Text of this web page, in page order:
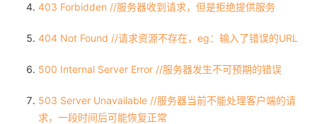
堂
我
的
我
403 Forbidden //服务器收到请求，但是拒绝提供服务
404 Not Found //请求资源不存在，eg：输入了错误的URL
500 Internal Server Error //服务器发生不可预期的错误
503 Server Unavailable //服务器当前不能处理客户端的请
求，一段时间后可能恢复正常